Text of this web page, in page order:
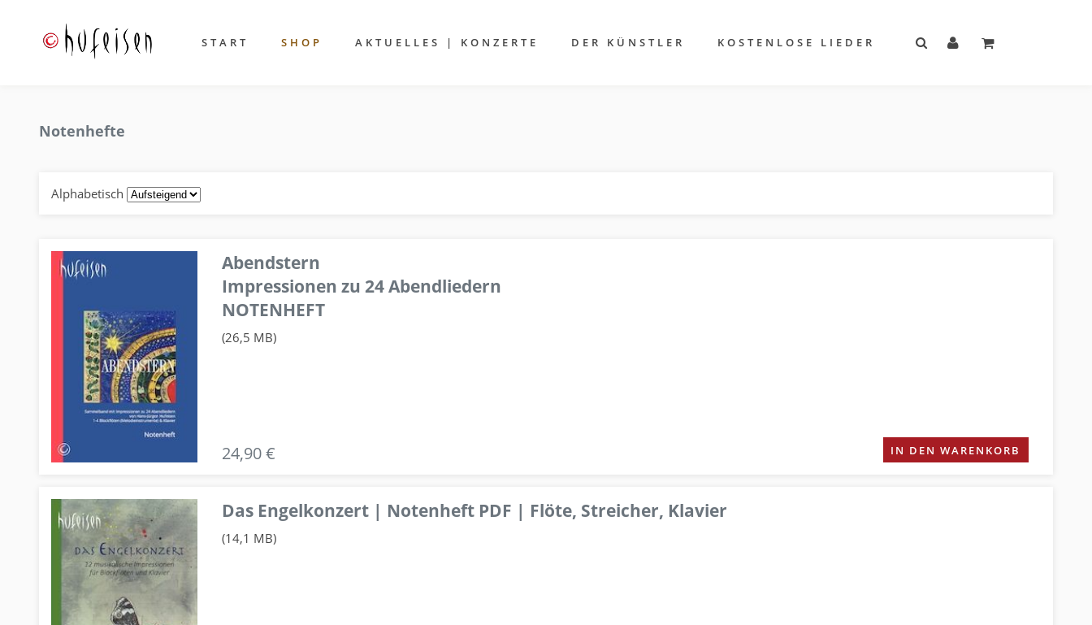
START SHOP AKTUELLES | KONZERTE DER KÜNSTLER KOSTENLOSE LIEDER
Notenhefte
Alphabetisch
Abendstern
Impressionen zu 24 Abendliedern
NOTENHEFT
(26,5 MB)
24,90 € IN DEN WARENKORB
Das Engelkonzert | Notenheft PDF | Flöte, Streicher, Klavier
(14,1 MB)